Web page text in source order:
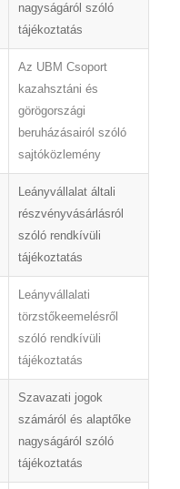
nagyságáról szóló
tájékoztatás
Az UBM Csoport
kazahsztáni és
görögországi
beruházásairól szóló
sajtóközlemény
Leányvállalat általi
részvényvásárlásról
szóló rendkívüli
tájékoztatás
Leányvállalati
törzstőkeemelésről
szóló rendkívüli
tájékoztatás
Szavazati jogok
számáról és alaptőke
nagyságáról szóló
tájékoztatás